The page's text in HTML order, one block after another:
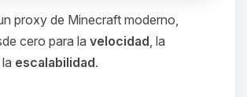
proxy de Minecraft moderno,
cero para la velocidad, la
escalabilidad.